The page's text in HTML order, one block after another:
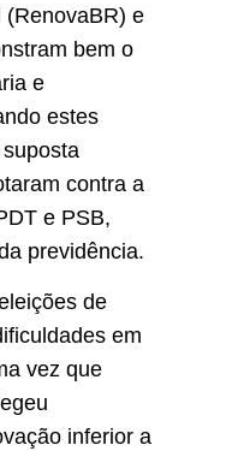
(RenovaBR) e
bem o
e
estes
contra a
e PSB,
previdência.
de
em
vez que
inferior a